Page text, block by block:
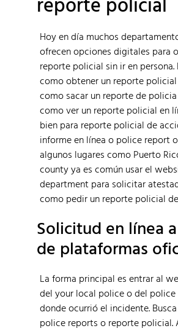
Hoy en día muchos
ofrecen opciones digitales para
reporte policial sin ir en
como obtener un reporte policial
como sacar un reporte de
como ver un reporte policial en
bien para reporte policial de
informe en línea o police report
algunos lugares como Puerto
county ya es común usar el
department para solicitar
como pedir un reporte policial
Solicitud en línea
de plataformas
La forma principal es entrar al
del your local police o del
donde ocurrió el incidente.
police reports o reporte policial.